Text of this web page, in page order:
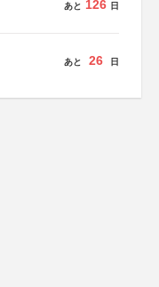
あと 126 日
あと 26 日